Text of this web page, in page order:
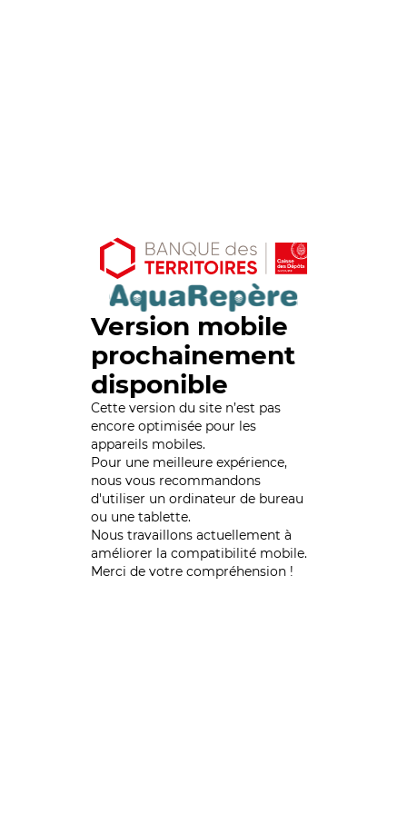
Version mobile
prochainement
disponible
Cette version du site n’est pas
encore optimisée pour les
appareils mobiles.
Pour une meilleure expérience,
nous vous recommandons
d'utiliser un ordinateur de bureau
ou une tablette.
Nous travaillons actuellement à
améliorer la compatibilité mobile.
Merci de votre compréhension !